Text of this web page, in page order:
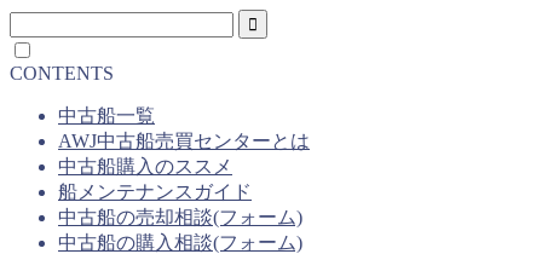
CONTENTS
中古船一覧
AWJ中古船売買センターとは
中古船購入のススメ
船メンテナンスガイド
中古船の売却相談(フォーム)
中古船の購入相談(フォーム)